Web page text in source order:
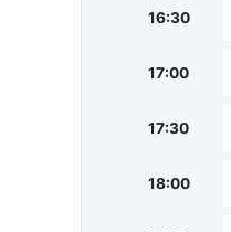
16:30
17:00
17:30
18:00